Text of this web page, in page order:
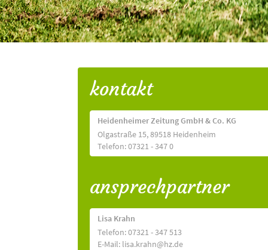
kontakt
Heidenheimer Zeitung GmbH & Co. KG
Olgastraße 15, 89518 Heidenheim
Telefon: 07321 - 347 0
ansprechpartner
Lisa Krahn
Telefon: 07321 - 347 513
E-Mail: lisa.krahn@hz.de